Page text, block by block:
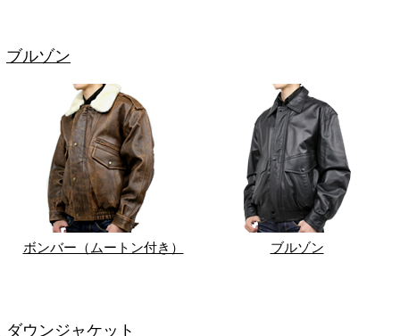
ブルゾン
ボンバー（ムートン付き） ブルゾン
ダウンジャケット